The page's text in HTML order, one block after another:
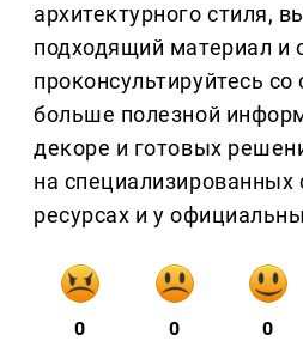
архитектурного стиля,
подходящий материал и
проконсультируйтесь
больше полезной
декоре и готовых
на специализированных
ресурсах и у
0 0 0